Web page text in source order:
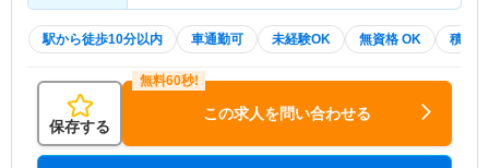
駅から徒歩10分以内 車通勤可 未経験OK 無資格 OK 積極
保存する
この求人を問い合わせる